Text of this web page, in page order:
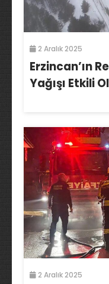
2 Aralık 2025
Erzincan’ın
Yağışı Etkili
2 Aralık 2025